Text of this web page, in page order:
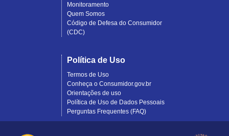
Monitoramento
Quem Somos
Código de Defesa do Consumidor
(CDC)
Política de Uso
Termos de Uso
Conheça o Consumidor.gov.br
Orientações de uso
Política de Uso de Dados Pessoais
Perguntas Frequentes (FAQ)